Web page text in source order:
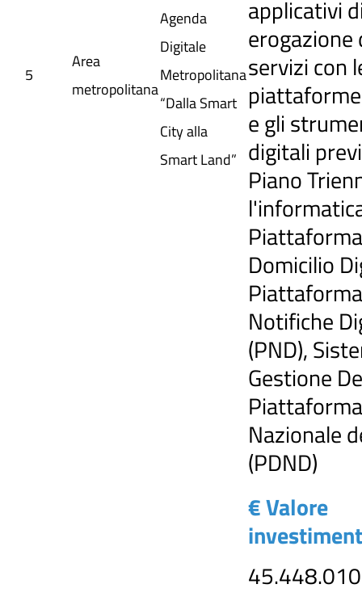
5
Area
metropolitana
Agenda
Digitale
Metropolitana
“Dalla Smart
City alla
Smart Land”
applicativi
erogazione
servizi con
e gli
digitali
Piano
Domicilio
Piattaforma
Notifiche
(PND),
Gestione
Nazionale
(PDND)
€ Valore